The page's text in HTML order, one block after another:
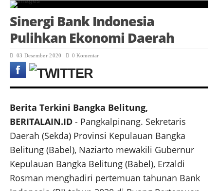
Sinergi Bank Indonesia
Pulihkan Ekonomi Daerah
03 Desember 2020 0 Komentar
Berita Terkini Bangka Belitung,
BERITALAIN.ID - Pangkalpinang. Sekretaris
Daerah (Sekda) Provinsi Kepulauan Bangka
Belitung (Babel), Naziarto mewakili Gubernur
Kepulauan Bangka Belitung (Babel), Erzaldi
Rosman menghadiri pertemuan tahunan Bank